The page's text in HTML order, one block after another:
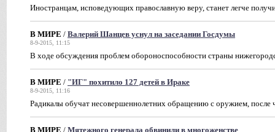
Иностранцам, исповедующих православную веру, станет легче
В МИРЕ / Валерий Шанцев уснул на заседании Госдумы
8-9-2015, 11:15
В ходе обсуждения проблем обороноспособности страны
В МИРЕ / "ИГ" похитило 127 детей в Ираке
8-9-2015, 11:16
Радикалы обучат несовершеннолетних обращению с оружием, после
В МИРЕ / Мятежного генерала обвинили в многоженстве